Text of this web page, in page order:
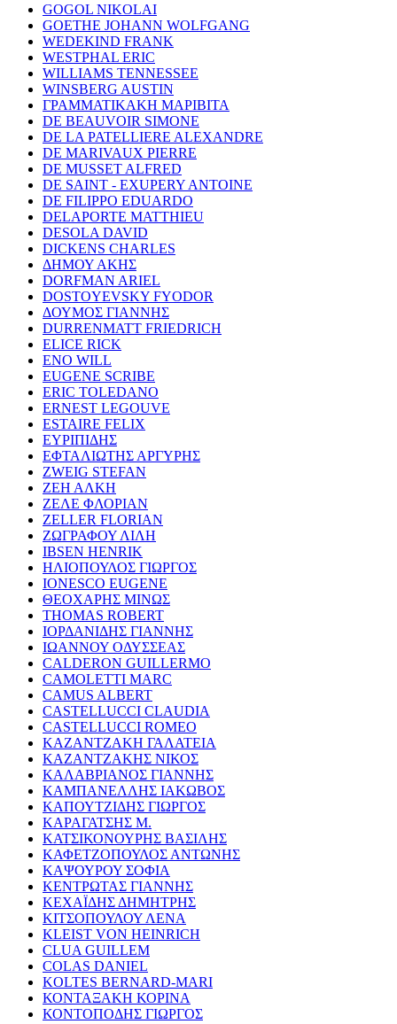
GOGOL NIKOLAI
GOETHE JOHANN WOLFGANG
WEDEKIND FRANK
WESTPHAL ERIC
WILLIAMS TENNESSEE
WINSBERG AUSTIN
ΓΡΑΜΜΑΤΙΚΑΚΗ ΜΑΡΙΒΙΤΑ
DE BEAUVOIR SIMONE
DE LA PATELLIERE ALEXANDRE
DE MARIVAUX PIERRE
DE MUSSET ALFRED
DE SAINT - EXUPERY ANTOINE
DE FILIPPO EDUARDO
DELAPORTE MATTHIEU
DESOLA DAVID
DICKENS CHARLES
ΔΗΜΟΥ ΑΚΗΣ
DORFMAN ARIEL
DOSTOYEVSKY FYODOR
ΔΟΥΜΟΣ ΓΙΑΝΝΗΣ
DURRENMATT FRIEDRICH
ELICE RICK
ENO WILL
EUGENE SCRIBE
ERIC TOLEDANO
ERNEST LEGOUVE
ESTAIRE FELIX
ΕΥΡΙΠΙΔΗΣ
ΕΦΤΑΛΙΩΤΗΣ ΑΡΓΥΡΗΣ
ZWEIG STEFAN
ΖΕΗ ΑΛΚΗ
ΖΕΛΕ ΦΛΟΡΙΑΝ
ZELLER FLORIAN
ΖΩΓΡΑΦΟΥ ΛΙΛΗ
IBSEN HENRIK
ΗΛΙΟΠΟΥΛΟΣ ΓΙΩΡΓΟΣ
IONESCO EUGENE
ΘΕΟΧΑΡΗΣ ΜΙΝΩΣ
THOMAS ROBERT
ΙΟΡΔΑΝΙΔΗΣ ΓΙΑΝΝΗΣ
ΙΩΑΝΝΟΥ ΟΔΥΣΣΕΑΣ
CALDERON GUILLERMO
CAMOLETTI MARC
CAMUS ALBERT
CASTELLUCCI CLAUDIA
CASTELLUCCI ROMEO
ΚΑΖΑΝΤΖΑΚΗ ΓΑΛΑΤΕΙΑ
ΚΑΖΑΝΤΖΑΚΗΣ ΝΙΚΟΣ
ΚΑΛΑΒΡΙΑΝΟΣ ΓΙΑΝΝΗΣ
ΚΑΜΠΑΝΕΛΛΗΣ ΙΑΚΩΒΟΣ
ΚΑΠΟΥΤΖΙΔΗΣ ΓΙΩΡΓΟΣ
ΚΑΡΑΓΑΤΣΗΣ Μ.
ΚΑΤΣΙΚΟΝΟΥΡΗΣ ΒΑΣΙΛΗΣ
ΚΑΦΕΤΖΟΠΟΥΛΟΣ ΑΝΤΩΝΗΣ
ΚΑΨΟΥΡΟΥ ΣΟΦΙΑ
ΚΕΝΤΡΩΤΑΣ ΓΙΑΝΝΗΣ
ΚΕΧΑΪΔΗΣ ΔΗΜΗΤΡΗΣ
ΚΙΤΣΟΠΟΥΛΟΥ ΛΕΝΑ
KLEIST VON HEINRICH
CLUA GUILLEM
COLAS DANIEL
KOLTES BERNARD-MARI
ΚΟΝΤΑΞΑΚΗ ΚΟΡΙΝΑ
ΚΟΝΤΟΠΟΔΗΣ ΓΙΩΡΓΟΣ